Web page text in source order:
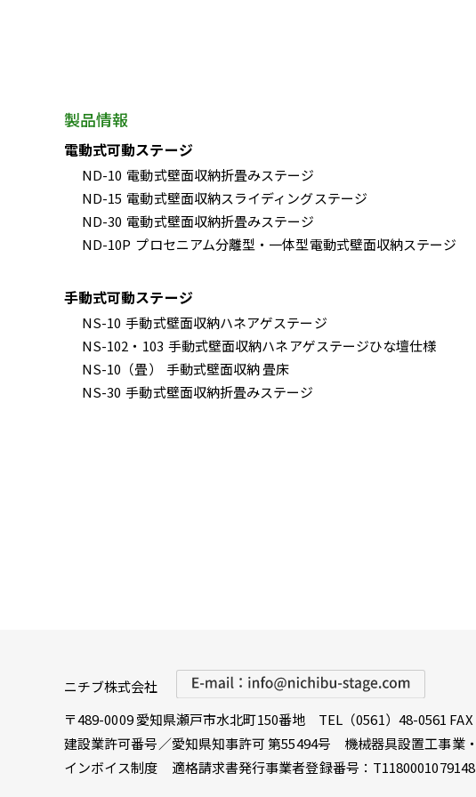
製品情報
電動式可動ステージ
ND-10 電動式壁面収納折畳みステージ
ND-15 電動式壁面収納スライディングステージ
ND-30 電動式壁面収納折畳みステージ
ND-10P プロセニアム分離型・一体型電動式壁面収納ステージ
手動式可動ステージ
NS-10 手動式壁面収納ハネアゲステージ
NS-102・103 手動式壁面収納ハネアゲステージひな壇仕様
NS-10（畳）
手動式壁面収納 畳床
NS-30 手動式壁面収納折畳みステージ
ニチブ株式会社
〒489-0009 愛知県瀬戸市水北町150番地 TEL（0561）48-0561
建設業許可番号／愛知県知事許可 第55494号 機械器具設置工事業
インボイス制度 適格請求書発行事業者登録番号：T1180001079148